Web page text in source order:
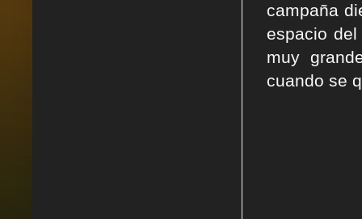
campaña
espacio
muy
cuando se